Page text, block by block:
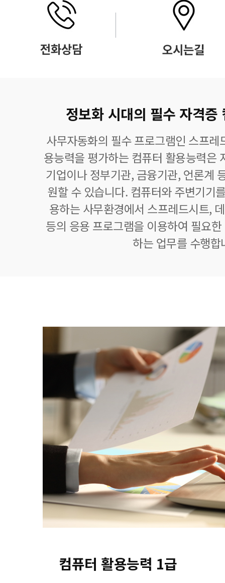
정보화 시대의 필수 자격증
사무자동화의 필수 프로그램인 스프
용능력을 평가하는 컴퓨터 활용능력은
기업이나 정부기관, 금융기관, 언론계
원할 수 있습니다. 컴퓨터와 주변기기
용하는 사무환경에서 스프레드시트,
등의 응용 프로그램을 이용하여 필요
하는 업무를 수행합
컴퓨터 활용능력 1급